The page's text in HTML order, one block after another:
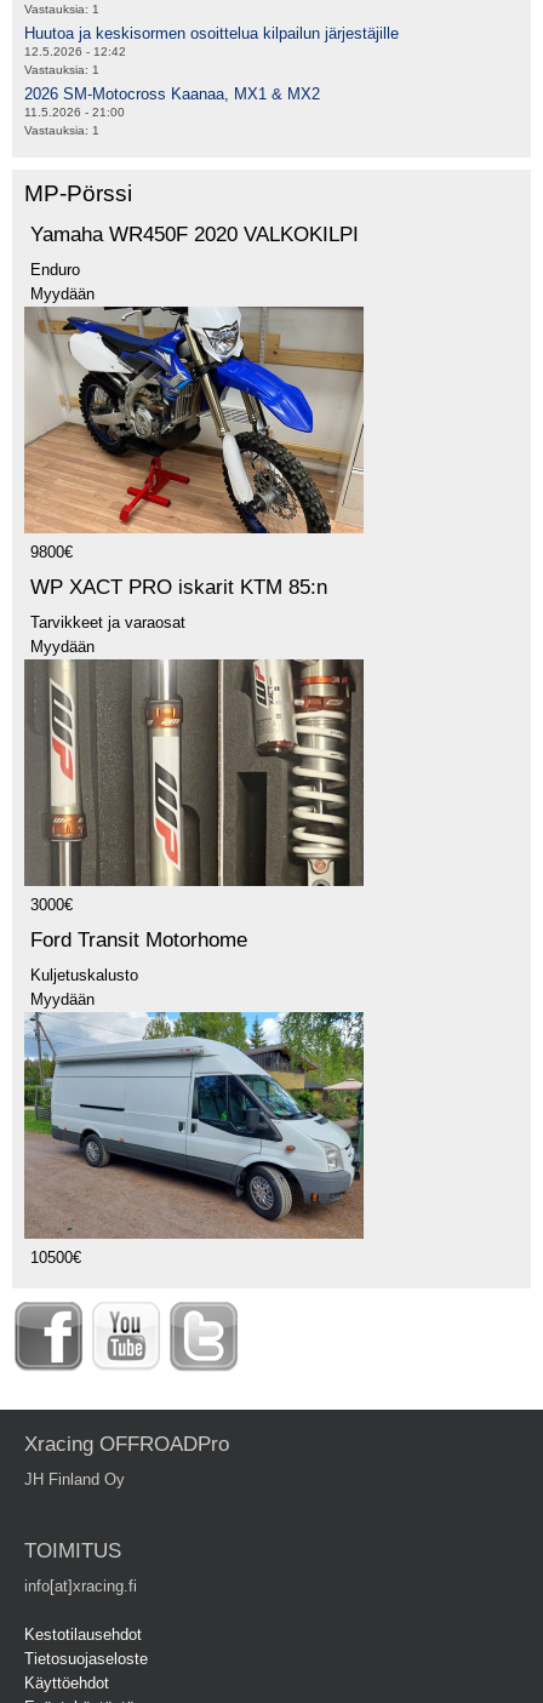
Vastauksia: 1
Huutoa ja keskisormen osoittelua kilpailun järjestäjille
12.5.2026 - 12:42
Vastauksia: 1
2026 SM-Motocross Kaanaa, MX1 & MX2
11.5.2026 - 21:00
Vastauksia: 1
MP-Pörssi
Yamaha WR450F 2020 VALKOKILPI
Enduro
Myydään
9800€
WP XACT PRO iskarit KTM 85:n
Tarvikkeet ja varaosat
Myydään
3000€
Ford Transit Motorhome
Kuljetuskalusto
Myydään
10500€
Xracing OFFROADPro
JH Finland Oy
TOIMITUS
info[at]xracing.fi
Kestotilausehdot
Tietosuojaseloste
Käyttöehdot